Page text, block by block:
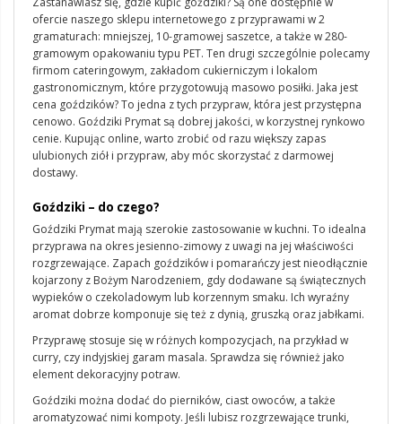
ofercie naszego sklepu internetowego z przyprawami w 2
gramaturach: mniejszej, 10-gramowej saszetce, a także w 280-
gramowym opakowaniu typu PET. Ten drugi szczególnie polecamy
firmom cateringowym, zakładom cukierniczym i lokalom
gastronomicznym, które przygotowują masowo posiłki. Jaka jest
cena goździków?To jedna z tych przypraw, która jest przystępna
cenowo. Goździki Prymat są dobrej jakości, w korzystnej rynkowo
cenie. Kupując online, warto zrobić od razu większy zapas
ulubionych ziół i przypraw, aby móc skorzystać z darmowej
dostawy.
Goździki – do czego?
Goździki Prymat mają szerokie zastosowanie w kuchni. To idealna
przyprawa na okres jesienno-zimowy z uwagi na jej właściwości
rozgrzewające. Zapach goździków i pomarańczy jest nieodłącznie
kojarzony z Bożym Narodzeniem, gdy dodawane są świątecznych
wypieków o czekoladowym lub korzennym smaku. Ich wyraźny
aromat dobrze komponuje się też z dynią, gruszką oraz jabłkami.
Przyprawę stosuje się w różnych kompozycjach, na przykład w
curry, czy indyjskiej garam masala. Sprawdza się również jako
element dekoracyjny potraw.
Goździki można dodać do pierników, ciast owoców, a także
aromatyzować nimi kompoty. Jeśli lubisz rozgrzewające trunki,